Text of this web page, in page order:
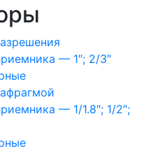
— 1″; 2/3″
— 1/1.8″; 1/2″;